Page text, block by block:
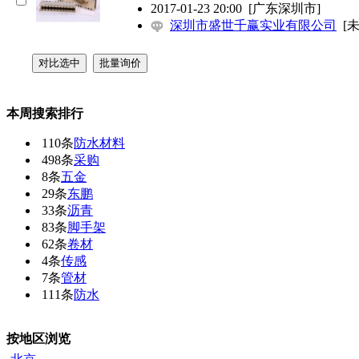
2017-01-23 20:00 [广东深圳市]
深圳市盛世千赢实业有限公司
[
本周搜索排行
110条防水材料
498条采购
8条五金
29条东鹏
33条沥青
83条脚手架
62条卷材
4条传感
7条管材
111条防水
按地区浏览